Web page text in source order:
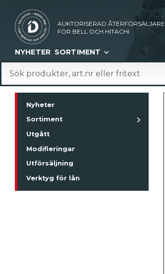
AUKTORISERAD ÅTERFÖRSÄLJARE
FÖR BELL OCH HITACHI
NYHETER SORTIMENT
Nyheter
Sortiment
Utgått
Modifieringar
Utförsäljning
Verktyg för lån